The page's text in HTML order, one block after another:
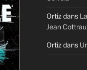
Ortiz dans
Jean
Ortiz dans